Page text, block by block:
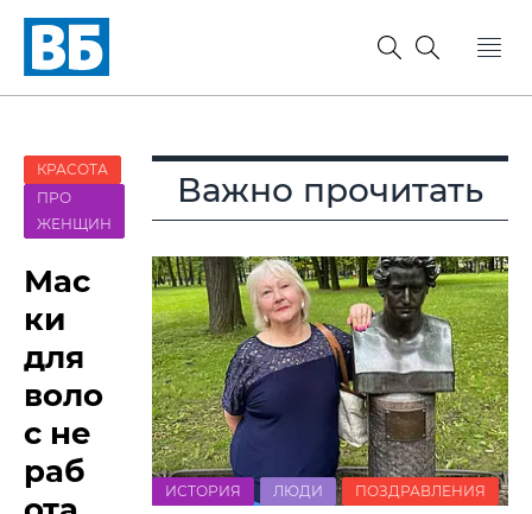
КРАСОТА
ПРО
ЖЕНЩИН
Мас
ки
для
воло
с не
раб
Важно прочитать
ИСТОРИЯ ЛЮДИ ПОЗДРАВЛЕНИЯ